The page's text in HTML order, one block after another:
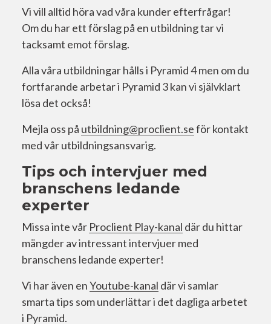
Vi vill alltid höra vad våra kunder efterfrågar!
Om du har ett förslag på en utbildning tar vi
tacksamt emot förslag.
Alla våra utbildningar hålls i Pyramid 4 men om du
fortfarande arbetar i Pyramid 3 kan vi självklart
lösa det också!
Mejla oss på utbildning@proclient.seför kontakt
med vår utbildningsansvarig.
Tips och intervjuer med
branschens ledande
experter
Missa inte vår Proclient Play-kanal där du hittar
mängder av intressant intervjuer med
branschens ledande experter!
Vi har även enYoutube-kanal där vi samlar
smarta tips som underlättar i det dagliga arbetet
i Pyramid.